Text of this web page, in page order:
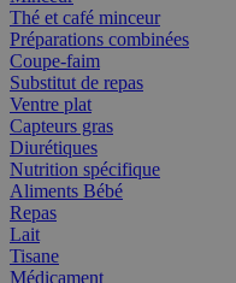
Thé et café minceur
Préparations combinées
Coupe-faim
Substitut de repas
Ventre plat
Capteurs gras
Diurétiques
Nutrition spécifique
Aliments Bébé
Repas
Lait
Tisane
Médicament